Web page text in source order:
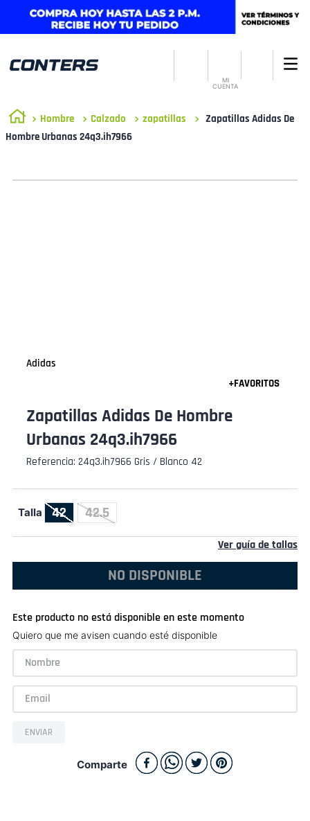
MI
CUENTA
Hombre Calzado zapatillas
Zapatillas Adidas De
Hombre Urbanas 24q3.ih7966
Adidas
Zapatillas Adidas De Hombre
Urbanas 24q3.ih7966
Referencia: 24q3.ih7966 Gris / Blanco 42
Talla 42 42.5
Ver guía de tallas
NO DISPONIBLE
Este producto no está disponible en este momento
Quiero que me avisen cuando esté disponible
ENVIAR
Comparte